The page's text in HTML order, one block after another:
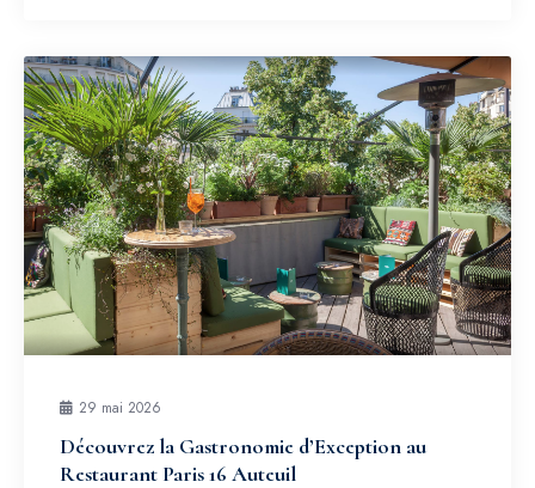
29 mai 2026
Découvrez la Gastronomie d’Exception au
Restaurant Paris 16 Auteuil